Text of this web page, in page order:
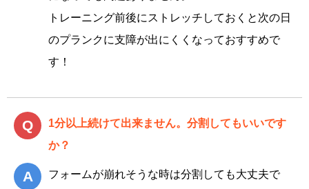
トレーニング前後にストレッチしておくと次の日
のプランクに支障が出にくくなっておすすめで
す！
1分以上続けて出来ません。分割してもいいです
か？
フォームが崩れそうな時は分割しても大丈夫で